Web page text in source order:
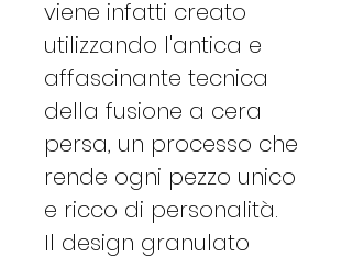
viene infatti creato
utilizzando l'antica e
affascinante tecnica
della fusione a cera
persa, un processo che
rende ogni pezzo unico
e ricco di personalità.
Il design granulato